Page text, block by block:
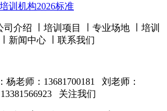
训机构2026标准
司介绍 培训项目 专业场地
培训
新闻中心 联系我们
杨老师：13681700181 刘老师：
13381566923
关注我们